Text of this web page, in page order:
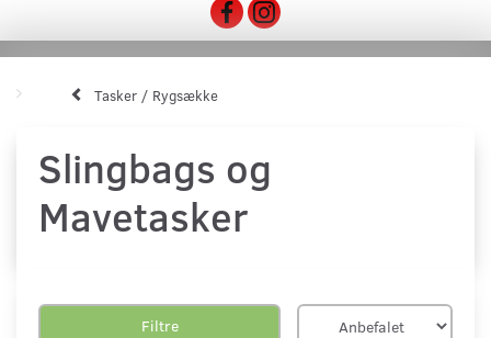
Tasker / Rygsække
Slingbags og
Mavetasker
Filtre